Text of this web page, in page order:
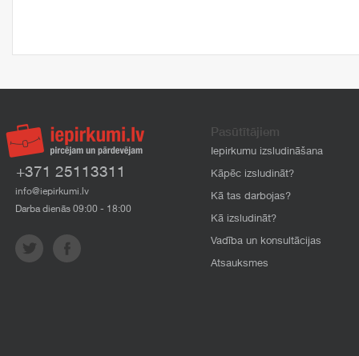
+371 25113311
info@iepirkumi.lv
Darba dienās 09:00 - 18:00
Pasūtītājiem
Iepirkumu izsludināšana
Kāpēc izsludināt?
Kā tas darbojas?
Kā izsludināt?
Vadība un konsultācijas
Atsauksmes